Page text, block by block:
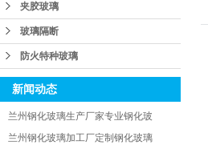
夹胶玻璃
玻璃隔断
防火特种玻璃
新闻动态
兰州钢化玻璃生产厂家专业钢化玻
兰州钢化玻璃加工厂定制钢化玻璃